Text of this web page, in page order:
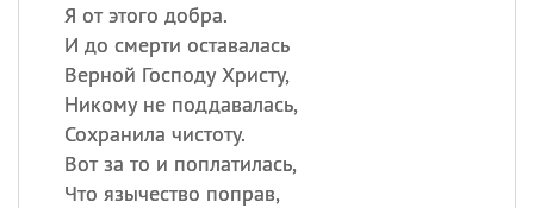
Я от этого добра.
И до смерти оставалась
Верной Господу Христу,
Никому не поддавалась,
Сохранила чистоту.
Вот за то и поплатилась,
Что язычество поправ,